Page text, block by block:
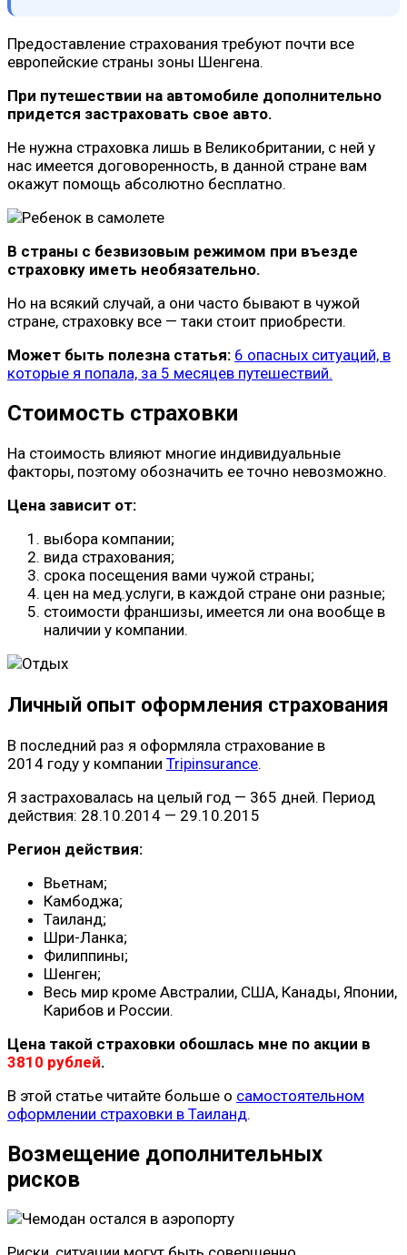
Предоставление страхования требуют почти все
европейские страны зоны Шенгена.
При путешествии на автомобиле дополнительно
придется застраховать свое авто.
Не нужна страховка лишь в Великобритании, с ней у
нас имеется договоренность, в данной стране вам
окажут помощь абсолютно бесплатно.
В страны с безвизовым режимом при въезде
страховку иметь необязательно.
Но на всякий случай, а они часто бывают в чужой
стране, страховку все — таки стоит приобрести.
Может быть полезна статья: 6 опасных ситуаций, в
которые я попала, за 5 месяцев путешествий.
Стоимость страховки
На стоимость влияют многие индивидуальные
факторы, поэтому обозначить ее точно невозможно.
Цена зависит от:
выбора компании;
вида страхования;
срока посещения вами чужой страны;
цен на мед.услуги, в каждой стране они разные;
стоимости франшизы, имеется ли она вообще в
наличии у компании.
Личный опыт оформления страхования
В последний раз я оформляла страхование в
2014 году у компании Tripinsurance.
Я застраховалась на целый год — 365 дней. Период
действия: 28.10.2014 — 29.10.2015
Регион действия:
Вьетнам;
Камбоджа;
Таиланд;
Шри-Ланка;
Филиппины;
Шенген;
Весь мир кроме Австралии, США, Канады, Японии,
Карибов и России.
Цена такой страховки обошлась мне по акции в
3810 рублей.
В этой статье читайте больше о самостоятельном
оформлении страховки в Таиланд.
Возмещение дополнительных
рисков